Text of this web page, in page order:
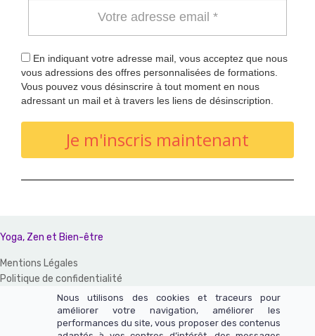
En indiquant votre adresse mail, vous acceptez que nous
vous adressions des offres personnalisées de formations.
Vous pouvez vous désinscrire à tout moment en nous
adressant un mail et à travers les liens de désinscription.
Je m'inscris maintenant
Yoga, Zen et Bien-être
Mentions Légales
Politique de confidentialité
Un site réalisé avec LearnyBox
Nous utilisons des cookies et traceurs pour
améliorer votre navigation, améliorer les
performances du site, vous proposer des contenus